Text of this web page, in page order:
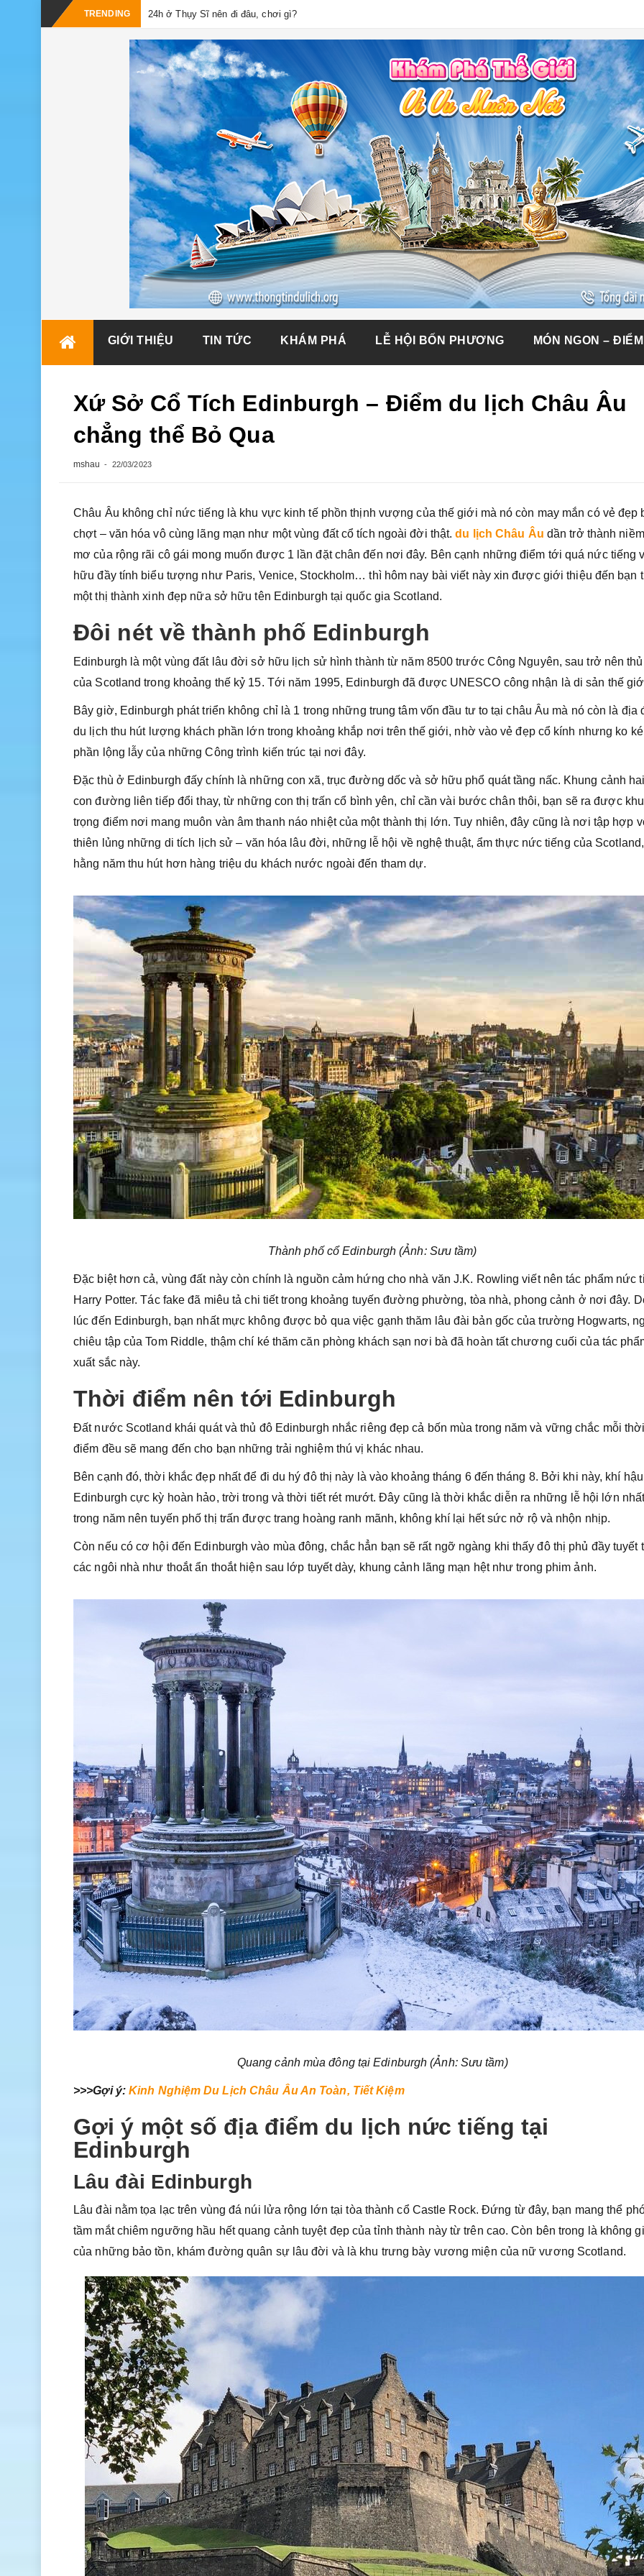
TRENDING 24h ở Thụy Sĩ nên đi đâu, chơi gì?
GIỚI THIỆU TIN TỨC KHÁM PHÁ LỄ HỘI BỐN PHƯƠNG MÓN NGON –
Xứ Sở Cổ Tích Edinburgh – Điểm du lịch Châu Âu
chẳng thể Bỏ Qua
mshau 22/03/2023
Châu Âu không chỉ nức tiếng là khu vực kinh tế phồn thịnh vượng của thế giới mà nó còn may mắn có vẻ đẹp
chợt – văn hóa vô cùng lãng mạn như một vùng đất cổ tích ngoài đời thật.du lịch Châu Âu dần trở thành
mơ của rộng rãi cô gái mong muốn được 1 lần đặt chân đến nơi đây. Bên cạnh những điểm tới quá nức tiếng
hữu đầy tính biểu tượng như Paris, Venice, Stockholm… thì hôm nay bài viết này xin được giới thiệu đến bạn
một thị thành xinh đẹp nữa sở hữu tên Edinburgh tại quốc gia Scotland.
Đôi nét về thành phố Edinburgh
Edinburgh là một vùng đất lâu đời sở hữu lịch sử hình thành từ năm 8500 trước Công Nguyên, sau trở nên
của Scotland trong khoảng thế kỷ 15. Tới năm 1995, Edinburgh đã được UNESCO công nhận là di sản thế
Bây giờ, Edinburgh phát triển không chỉ là 1 trong những trung tâm vốn đầu tư to tại châu Âu mà nó còn là địa
du lịch thu hút lượng khách phần lớn trong khoảng khắp nơi trên thế giới, nhờ vào vẻ đẹp cổ kính nhưng ko
phần lộng lẫy của những Công trình kiến trúc tại nơi đây.
Đặc thù ở Edinburgh đấy chính là những con xã, trục đường dốc và sở hữu phổ quát tầng nấc. Khung cảnh
con đường liên tiếp đổi thay, từ những con thị trấn cổ bình yên, chỉ cần vài bước chân thôi, bạn sẽ ra được khu
trọng điểm nơi mang muôn vàn âm thanh náo nhiệt của một thành thị lớn. Tuy nhiên, đây cũng là nơi tập hợp
thiên lủng những di tích lịch sử – văn hóa lâu đời, những lễ hội về nghệ thuật, ẩm thực nức tiếng của Scotland,
hằng năm thu hút hơn hàng triệu du khách nước ngoài đến tham dự.
Thành phố cổ Edinburgh (Ảnh: Sưu tầm)
Đặc biệt hơn cả, vùng đất này còn chính là nguồn cảm hứng cho nhà văn J.K. Rowling viết nên tác phẩm nức
Harry Potter. Tác fake đã miêu tả chi tiết trong khoảng tuyến đường phường, tòa nhà, phong cảnh ở nơi đây.
lúc đến Edinburgh, bạn nhất mực không được bỏ qua việc gạnh thăm lâu đài bản gốc của trường Hogwarts,
chiêu tập của Tom Riddle, thậm chí ké thăm căn phòng khách sạn nơi bà đã hoàn tất chương cuối của tác
xuất sắc này.
Thời điểm nên tới Edinburgh
Đất nước Scotland khái quát và thủ đô Edinburgh nhắc riêng đẹp cả bốn mùa trong năm và vững chắc mỗi
điểm đều sẽ mang đến cho bạn những trải nghiệm thú vị khác nhau.
Bên cạnh đó, thời khắc đẹp nhất để đi du hý đô thị này là vào khoảng tháng 6 đến tháng 8. Bởi khi này, khí
Edinburgh cực kỳ hoàn hảo, trời trong và thời tiết rét mướt. Đây cũng là thời khắc diễn ra những lễ hội lớn
trong năm nên tuyến phố thị trấn được trang hoàng ranh mãnh, không khí lại hết sức nở rộ và nhộn nhịp.
Còn nếu có cơ hội đến Edinburgh vào mùa đông, chắc hẳn bạn sẽ rất ngỡ ngàng khi thấy đô thị phủ đầy tuyết
các ngôi nhà như thoắt ẩn thoắt hiện sau lớp tuyết dày, khung cảnh lãng mạn hệt như trong phim ảnh.
Quang cảnh mùa đông tại Edinburgh (Ảnh: Sưu tầm)
>>>Gợi ý: Kinh Nghiệm Du Lịch Châu Âu An Toàn, Tiết Kiệm
Gợi ý một số địa điểm du lịch nức tiếng tại
Edinburgh
Lâu đài Edinburgh
Lâu đài nằm tọa lạc trên vùng đá núi lửa rộng lớn tại tòa thành cổ Castle Rock. Đứng từ đây, bạn mang thể
tầm mắt chiêm ngưỡng hầu hết quang cảnh tuyệt đẹp của tỉnh thành này từ trên cao. Còn bên trong là không
của những bảo tồn, khám đường quân sự lâu đời và là khu trưng bày vương miện của nữ vương Scotland.